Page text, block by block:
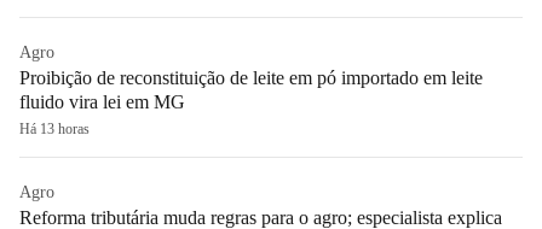
Agro
Proibição de reconstituição de leite em pó importado em leite
fluido vira lei em MG
Há 13 horas
Agro
Reforma tributária muda regras para o agro; especialista explica